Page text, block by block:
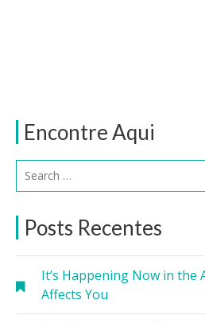
Encontre Aqui
Posts Recentes
It’s Happening Now in
Affects You